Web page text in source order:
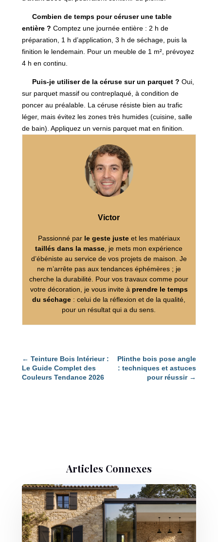
Combien de temps pour céruser une table
entière ? Comptez une journée entière : 2 h de
préparation, 1 h d’application, 3 h de séchage, puis la
finition le lendemain. Pour un meuble de 1 m², prévoyez
4 h en continu.
Puis-je utiliser de la céruse sur un parquet ? Oui,
sur parquet massif ou contreplaqué, à condition de
poncer au préalable. La céruse résiste bien au trafic
léger, mais évitez les zones très humides (cuisine, salle
de bain). Appliquez un vernis parquet mat en finition.
Victor
Passionné par le geste justeet les matériaux
taillés dans la masse , je mets mon expérience
d’ébéniste au service de vos projets de maison. Je
ne m’arrête pas aux tendances éphémères ; je
cherche la durabilité. Pour vos travaux comme pour
votre décoration, je vous invite à prendre le temps
du séchage : celui de la réflexion et de la qualité,
pour un résultat qui a du sens.
← Teinture Bois Intérieur :
Le Guide Complet des
Couleurs Tendance 2026
Plinthe bois pose angle
: techniques et astuces
pour réussir→
Articles Connexes